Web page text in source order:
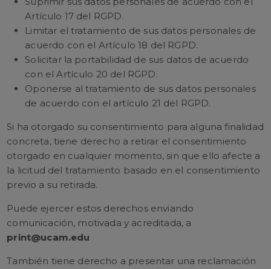
Artículo 17 del RGPD.
Limitar el tratamiento de sus datos personales de
acuerdo con el Artículo 18 del RGPD.
Solicitar la portabilidad de sus datos de acuerdo
con el Artículo 20 del RGPD.
Oponerse al tratamiento de sus datos personales
de acuerdo con el artículo 21 del RGPD.
Si ha otorgado su consentimiento para alguna finalidad
concreta, tiene derecho a retirar el consentimiento
otorgado en cualquier momento, sin que ello afecte a
la licitud del tratamiento basado en el consentimiento
previo a su retirada.
Puede ejercer estos derechos enviando
comunicación, motivada y acreditada, a
print@ucam.edu
También tiene derecho a presentar una reclamación